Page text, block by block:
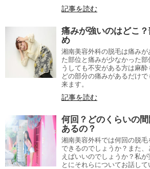
記事を読む
痛みが強いのはどこ
め
湘南美容外科の脱毛は痛み
た部位と痛みが少なかった
うしても不安がある方は麻酔
どの部分の痛みがあるだけ
来ます。
記事を読む
何回？どのくらいの
あるの？
湘南美容外科では何回の脱
できるのでしょうか？また
えばいいのでしょうか？私
とにそれらについてお話して